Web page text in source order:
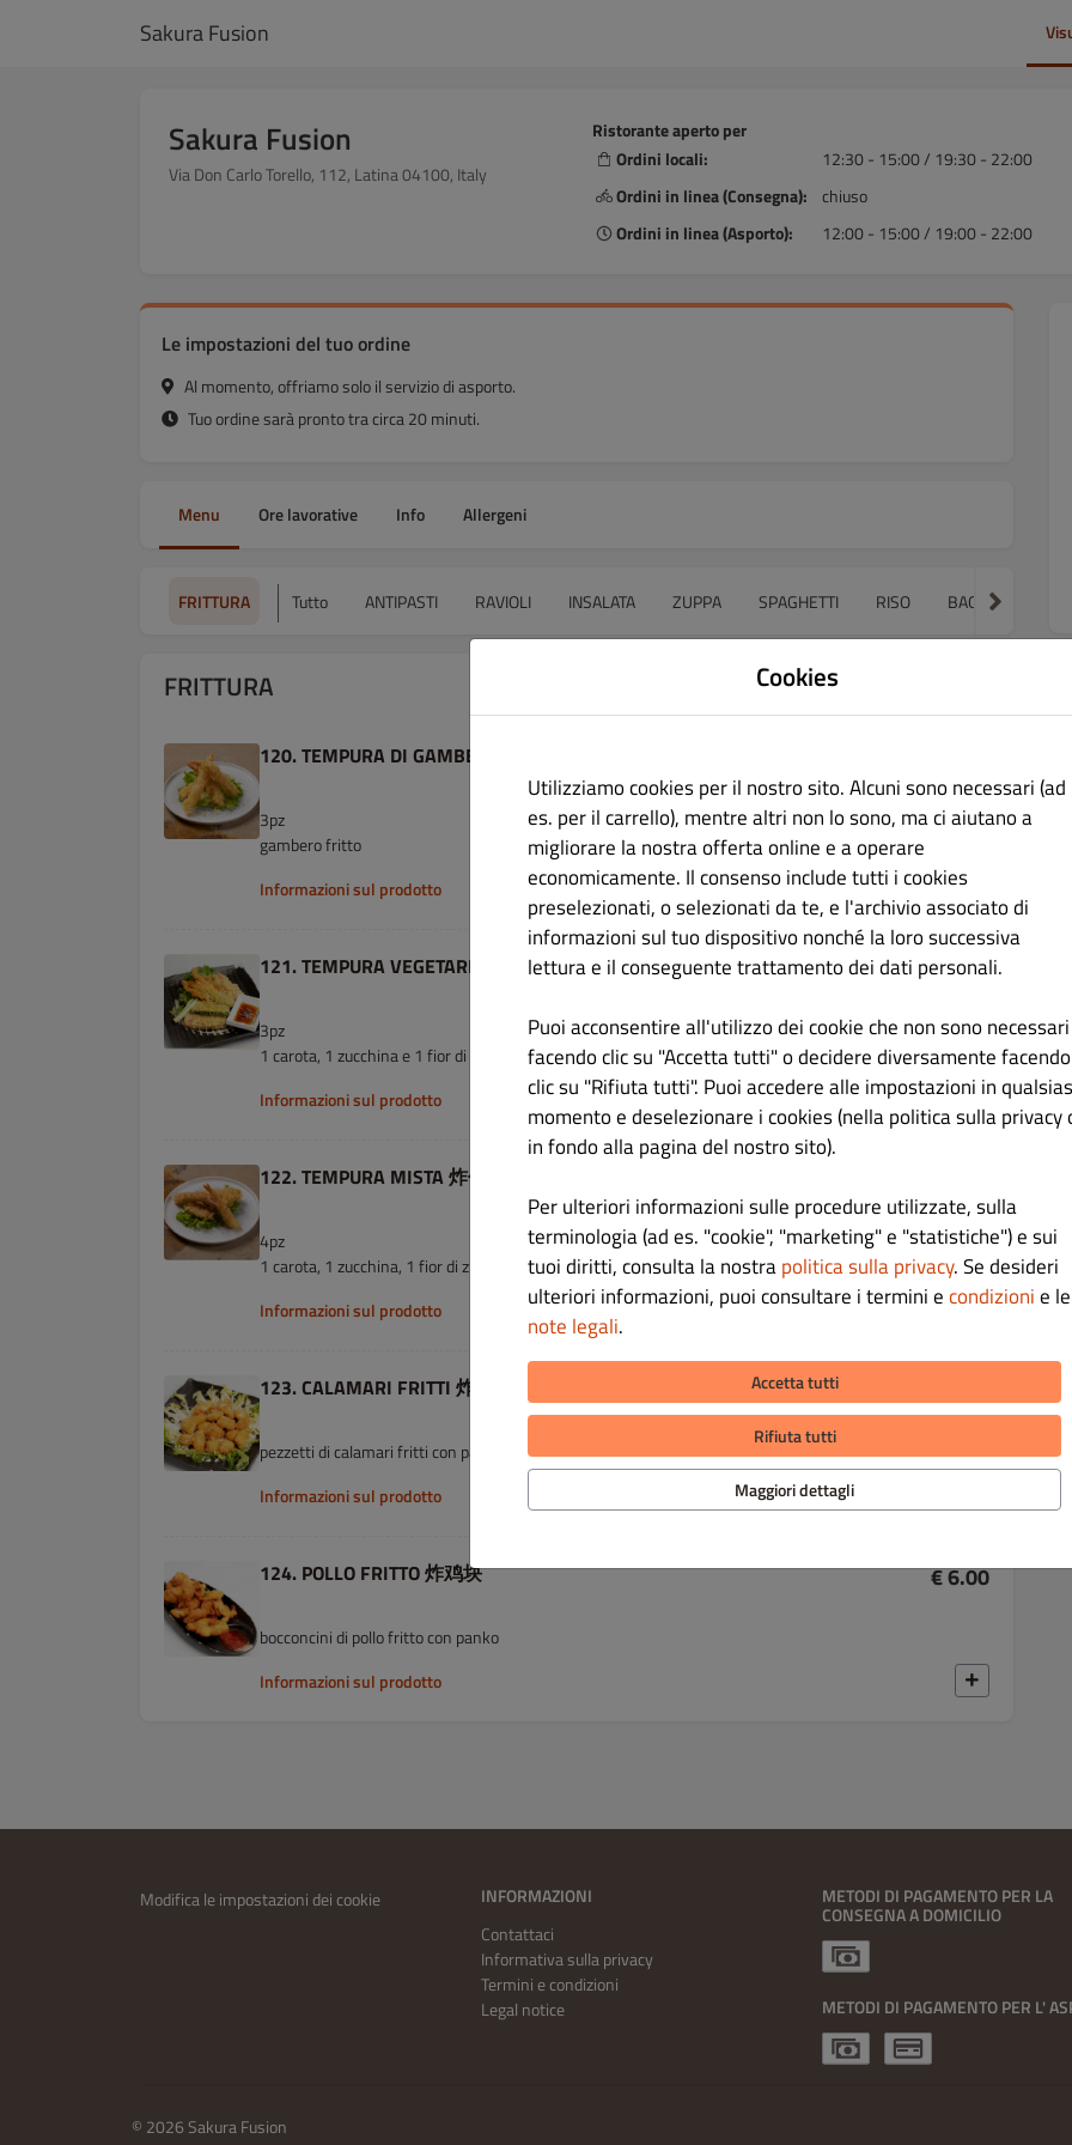
Sakura Fusion
Sakura Fusion
Via Don Carlo Torello, 112, Latina 04100, Italy
Ristorante aperto per
Ordini locali:
12:30 - 15:00 / 19:30 - 22:00
Ordini in linea (Consegna):
chiuso
Ordini in linea (Asporto):
12:00 - 15:00 / 19:00 - 22:00
Le impostazioni del tuo ordine
Al momento, offriamo solo il servizio di asporto.
Tuo ordine sarà pronto tra circa 20 minuti.
Menu Ore lavorative Info Allergeni
FRITTURA Tutto ANTIPASTI RAVIOLI INSALATA ZUPPA SPAGHETTI RISO BAO BUNS
FRITTURA
120. TEMPURA DI GAMBEONI 炸大虾
3pz
gambero fritto
Informazioni sul prodotto
121. TEMPURA VEGETARIANA 炸蔬菜 € 7.00
3pz
1 carota, 1 zucchina e 1 fior di zucca
Informazioni sul prodotto
122. TEMPURA MISTA 炸什锦
4pz
1 carota, 1 zucchina, 1 fior di zucca e 1 gambero
Informazioni sul prodotto
123. CALAMARI FRITTI 炸鱿鱼
pezzetti di calamari fritti con panko e condito con un pizzico di pepenero e grattugiata di lime
Informazioni sul prodotto
124. POLLO FRITTO 炸鸡块 € 6.00
bocconcini di pollo fritto con panko
Informazioni sul prodotto
Modifica le impostazioni dei cookie
INFORMAZIONI
Contattaci
Informativa sulla privacy
Termini e condizioni
Legal notice
METODI DI PAGAMENTO PER LA
CONSEGNA A DOMICILIO
METODI DI PAGAMENTO PER L'
© 2026 Sakura Fusion
Cookies
Utilizziamo cookies per il nostro sito. Alcuni sono necessari (ad
es. per il carrello), mentre altri non lo sono, ma ci aiutano a
migliorare la nostra offerta online e a operare
economicamente. Il consenso include tutti i cookies
preselezionati, o selezionati da te, e l'archivio associato di
informazioni sul tuo dispositivo nonché la loro successiva
lettura e il conseguente trattamento dei dati personali.
Puoi acconsentire all'utilizzo dei cookie che non sono necessari
facendo clic su "Accetta tutti" o decidere diversamente facendo
clic su "Rifiuta tutti". Puoi accedere alle impostazioni in
momento e deselezionare i cookies (nella politica sulla privacy
in fondo alla pagina del nostro sito).
Per ulteriori informazioni sulle procedure utilizzate, sulla
terminologia (ad es. "cookie", "marketing" e "statistiche") e sui
tuoi diritti, consulta la nostrapolitica sulla privacy. Se desideri
ulteriori informazioni, puoi consultare i termini econdizionie le
note legali.
Accetta tutti
Rifiuta tutti
Maggiori dettagli